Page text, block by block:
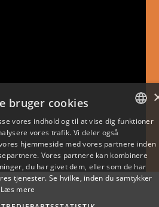
ENGLISH
bruger cookies
vores indhold og til at vise dig funktioner
vores trafik. Vi deler også
hjemmeside med vores partnere inden
Vores partnere kan kombinere
du har givet dem, eller som de har
tjenester. Se hvilke, inden du samtykker
Læs mere